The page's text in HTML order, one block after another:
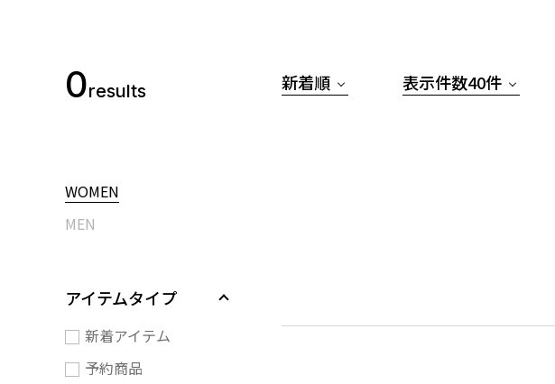
0results
WOMEN
MEN
アイテムタイプ
新着アイテム
予約商品
新着順 表示件数40件